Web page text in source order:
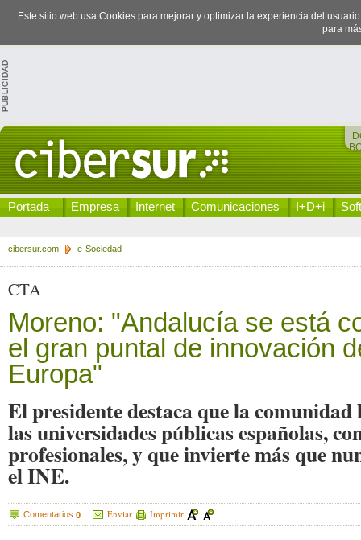
Este sitio web usa Cookies para mejorar y optimizar la experiencia del
para
Portada Empresa Internet Comunicaciones I+D+i
cibersur.com e-Sociedad
CTA
Moreno: "Andalucía se está
el gran puntal de innovación
Europa"
El presidente destaca que la comunidad
las universidades públicas españolas,
profesionales, y que invierte más que
el INE.
Comentarios 0 Enviar Imprimir